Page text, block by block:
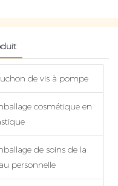
de vis à pompe
cosmétique en
de soins de la
personnelle